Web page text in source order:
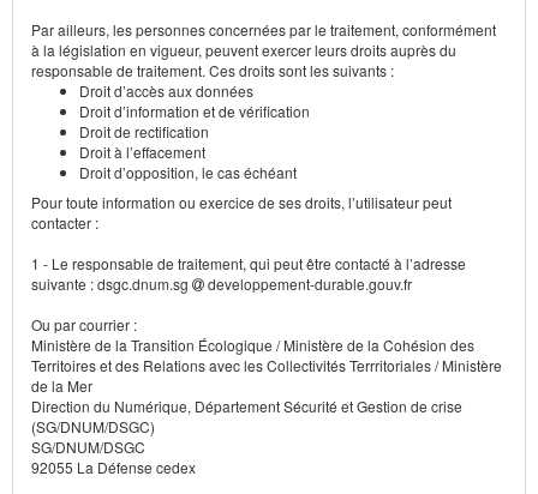
Par ailleurs, les personnes concernées par le traitement, conformément
à la législation en vigueur, peuvent exercer leurs droits auprès du
responsable de traitement. Ces droits sont les suivants :
Droit d’accès aux données
Droit d’information et de vérification
Droit de rectification
Droit à l’effacement
Droit d’opposition, le cas échéant
Pour toute information ou exercice de ses droits, l’utilisateur peut
contacter :
1 - Le responsable de traitement, qui peut être contacté à l’adresse
suivante : dsgc.dnum.sg
developpement-durable.gouv.fr
Ou par courrier :
Ministère de la Transition Écologique / Ministère de la Cohésion des
Territoires et des Relations avec les Collectivités Terrritoriales / Ministère
de la Mer
Direction du Numérique, Département Sécurité et Gestion de crise
(SG/DNUM/DSGC)
SG/DNUM/DSGC
92055 La Défense cedex